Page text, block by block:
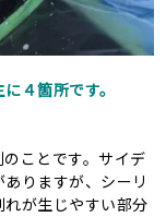
４箇所です。
ことです。サイデ
りますが、シーリ
が生じやすい部分